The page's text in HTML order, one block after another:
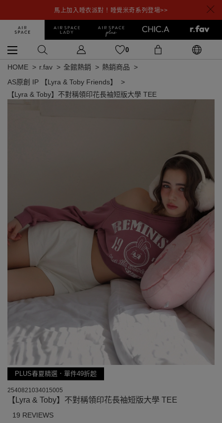
馬上加入睡衣派對！睡覺米奇系列登場>>
0
HOME r.fav 全館熱銷
熱銷商品
AS原創 IP 【Lyra & Toby Friends】
【Lyra & Toby】不對稱領印花長袖短版大學 TEE
PLUS春夏精選．單件49折起
2540821034015005
【Lyra & Toby】不對稱領印花長袖短版大學 TEE
19 REVIEWS